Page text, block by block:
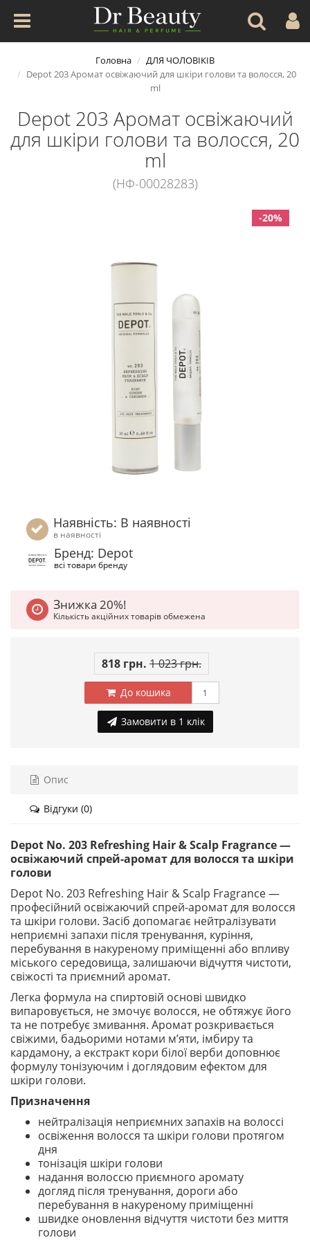
Головна
ДЛЯ ЧОЛОВІКІВ
Depot 203 Аромат освіжаючий для шкіри голови та волосся, 20
ml
Depot 203 Аромат освіжаючий
для шкіри голови та волосся, 20
ml
(НФ-00028283)
-20%
Наявність: В наявності
в наявності
Бренд: Depot
всі товари бренду
Знижка 20%!
Кількість акційних товарів обмежена
818 грн. 1 023 грн.
До кошика
Замовити в 1 клік
Опис
Відгуки (0)
Depot No. 203 Refreshing Hair & Scalp Fragrance —
освіжаючий спрей-аромат для волосся та шкіри
голови
Depot No. 203 Refreshing Hair & Scalp Fragrance —
професійний освіжаючий спрей-аромат для волосся
та шкіри голови. Засіб допомагає нейтралізувати
неприємні запахи після тренування, куріння,
перебування в накуреному приміщенні або впливу
міського середовища, залишаючи відчуття чистоти,
свіжості та приємний аромат.
Легка формула на спиртовій основі швидко
випаровується, не змочує волосся, не обтяжує його
та не потребує змивання. Аромат розкривається
свіжими, бадьорими нотами м’яти, імбиру та
кардамону, а екстракт кори білої верби доповнює
формулу тонізуючим і доглядовим ефектом для
шкіри голови.
Призначення
нейтралізація неприємних запахів на волоссі
освіження волосся та шкіри голови протягом
дня
тонізація шкіри голови
надання волоссю приємного аромату
догляд після тренування, дороги або
перебування в накуреному приміщенні
швидке оновлення відчуття чистоти без миття
голови